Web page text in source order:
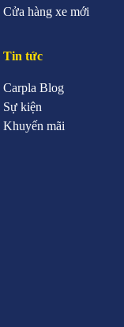
Cửa hàng xe mới
Tin tức
Carpla Blog
Sự kiện
Khuyến mãi